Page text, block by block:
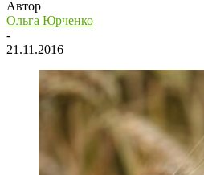
Автор
Ольга Юрченко
-
21.11.2016